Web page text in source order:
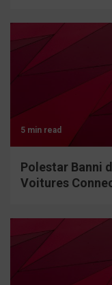
5 min read
Polestar Banni
Voitures